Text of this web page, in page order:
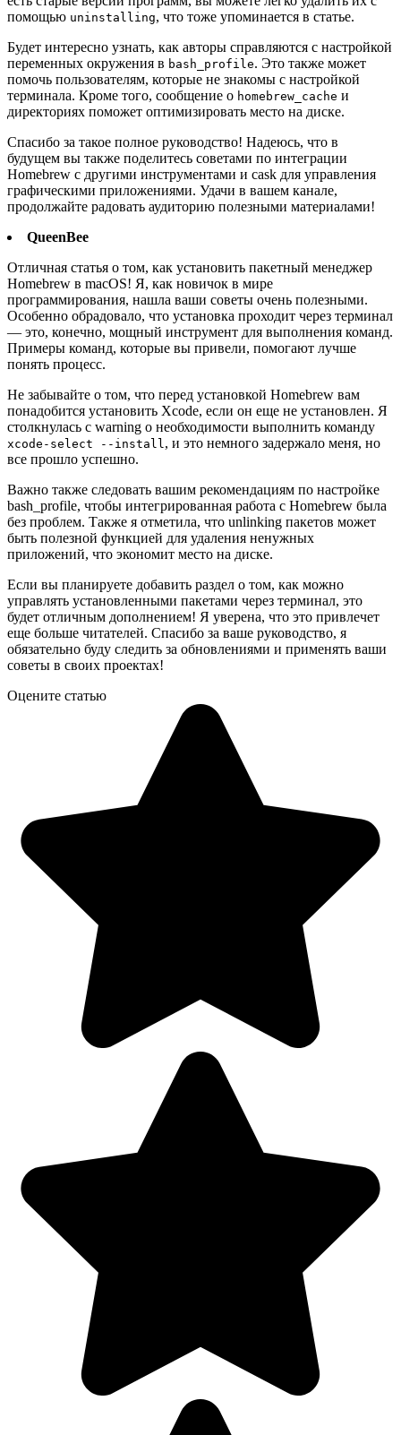
помощью uninstalling, что тоже упоминается в статье.
Будет интересно узнать, как авторы справляются с настройкой
переменных окружения в bash_profile. Это также может
помочь пользователям, которые не знакомы с настройкой
терминала. Кроме того, сообщение о homebrew_cache и
директориях поможет оптимизировать место на диске.
Спасибо за такое полное руководство! Надеюсь, что в
будущем вы также поделитесь советами по интеграции
Homebrew с другими инструментами и cask для управления
графическими приложениями. Удачи в вашем канале,
продолжайте радовать аудиторию полезными материалами!
QueenBee
Отличная статья о том, как установить пакетный менеджер
Homebrew в macOS! Я, как новичок в мире
программирования, нашла ваши советы очень полезными.
Особенно обрадовало, что установка проходит через терминал
— это, конечно, мощный инструмент для выполнения команд.
Примеры команд, которые вы привели, помогают лучше
понять процесс.
Не забывайте о том, что перед установкой Homebrew вам
понадобится установить Xcode, если он еще не установлен. Я
столкнулась с warning о необходимости выполнить команду
xcode-select --install , и это немного задержало меня, но
все прошло успешно.
Важно также следовать вашим рекомендациям по настройке
bash_profile, чтобы интегрированная работа с Homebrew была
без проблем. Также я отметила, что unlinking пакетов может
быть полезной функцией для удаления ненужных
приложений, что экономит место на диске.
Если вы планируете добавить раздел о том, как можно
управлять установленными пакетами через терминал, это
будет отличным дополнением! Я уверена, что это привлечет
еще больше читателей. Спасибо за ваше руководство, я
обязательно буду следить за обновлениями и применять ваши
советы в своих проектах!
Оцените статью